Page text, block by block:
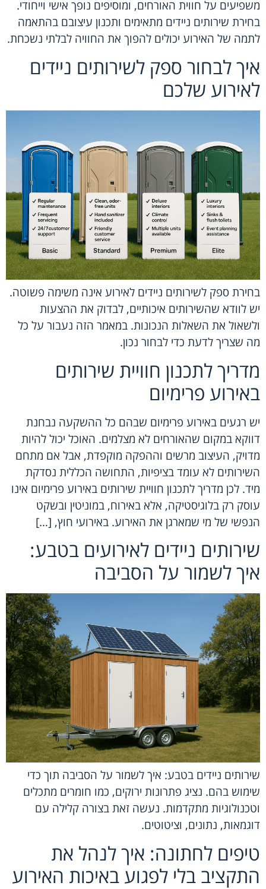
משפיעים על חווית האורחים, ומוסיפים נופך אישי וייחודי.
בחירת שירותים ניידים מתאימים ותכנון עיצובם בהתאמה
לתמה של האירוע יכולים להפוך את החוויה לבלתי נשכחת.
איך לבחור ספק לשירותים ניידים
לאירוע שלכם
בחירת ספק לשירותים ניידים לאירוע אינה משימה פשוטה.
יש לוודא שהשירותים איכותיים, לבדוק את ההצעות
ולשאול את השאלות הנכונות. במאמר הזה נעבור על כל
מה שצריך לדעת כדי לבחור נכון.
מדריך לתכנון חוויית שירותים
באירוע פרימיום
יש רגעים באירוע פרימיום שבהם כל ההשקעה נבחנת
דווקא במקום שהאורחים לא מצלמים. האוכל יכול להיות
מדויק, העיצוב מרשים וההפקה מוקפדת, אבל אם מתחם
השירותים לא עומד בציפיות, התחושה הכללית נסדקת
מיד. לכן מדריך לתכנון חוויית שירותים באירוע פרימיום אינו
עוסק רק בלוגיסטיקה, אלא באירוח, במוניטין ובשקט
הנפשי של מי שמארגן את האירוע. באירועי חוץ, […]
שירותים ניידים לאירועים בטבע:
איך לשמור על הסביבה
שירותים ניידים בטבע: איך לשמור על הסביבה תוך כדי
שימוש בהם. נציג פתרונות ירוקים, כמו חומרים מתכלים
וטכנולוגיות מתקדמות. נעשה זאת בצורה קלילה עם
דוגמאות, נתונים, וציטוטים.
טיפים לחתונה: איך לנהל את
התקציב בלי לפגוע באיכות האירוע